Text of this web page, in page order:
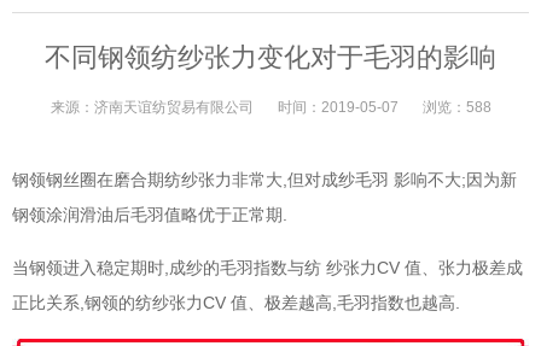
不同钢领纺纱张力变化对于毛羽的影响
来源： 济南天谊纺贸易有限公司 时间： 2019-05-07 浏览： 588
钢领钢丝圈在磨合期纺纱张力非常大,但对成纱毛羽 影响不大; 因为新
钢领涂润滑油后毛羽值略优于正常期 .
当钢领进入稳定期时,成纱的毛羽指数与纺 纱张力CV 值、张力极差成
正比关系,钢领的纺纱张力CV 值、极差越高,毛羽指数也越高.